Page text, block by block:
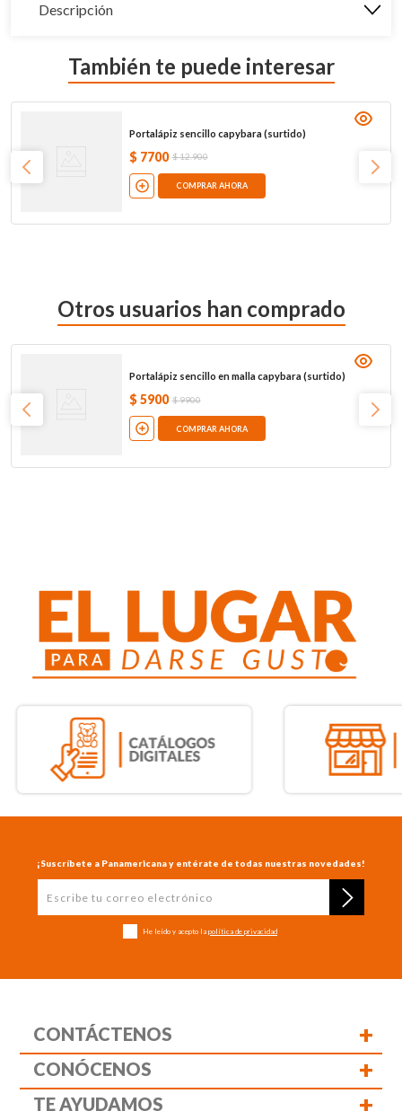
Descripción
También te puede interesar
Portalápiz sencillo capybara (surtido)
$ 7700 $12.900
COMPRAR AHORA
Otros usuarios han comprado
Portalápiz sencillo en malla capybara (surtido)
$ 5900 $9900
COMPRAR AHORA
¡Suscríbete a Panamericana y entérate de todas nuestras novedades!
He leído y acepto la política de privacidad
CONTÁCTENOS +
CONÓCENOS +
TE AYUDAMOS +